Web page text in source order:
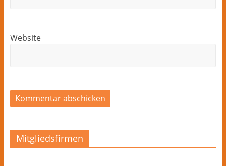
Website
Mitgliedsfirmen